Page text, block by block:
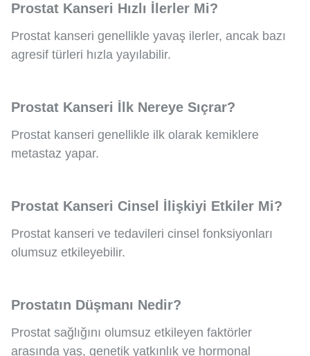
Prostat Kanseri Hızlı İlerler Mi?
Prostat kanseri genellikle yavaş ilerler, ancak bazı
agresif türleri hızla yayılabilir.
Prostat Kanseri İlk Nereye Sıçrar?
Prostat kanseri genellikle ilk olarak kemiklere
metastaz yapar.
Prostat Kanseri Cinsel İlişkiyi Etkiler Mi?
Prostat kanseri ve tedavileri cinsel fonksiyonları
olumsuz etkileyebilir.
Prostatın Düşmanı Nedir?
Prostat sağlığını olumsuz etkileyen faktörler
arasında yaş, genetik yatkınlık ve hormonal